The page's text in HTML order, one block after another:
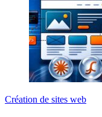
Création de sites web